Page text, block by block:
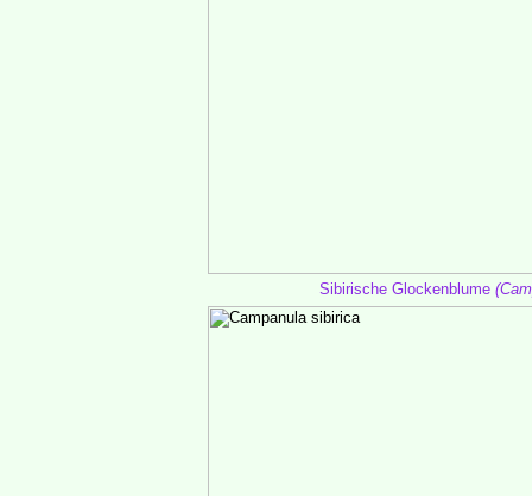
Sibirische Glockenblume